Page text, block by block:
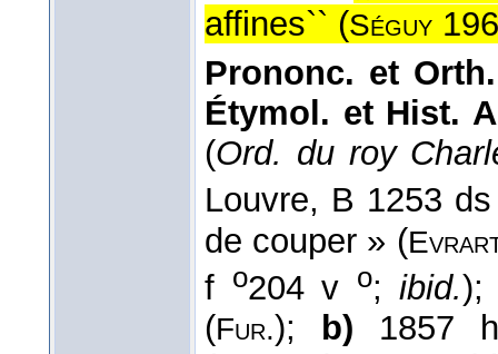
affines`` (Séguy
Prononc. et
Étymol. et Hist.
(Ord. du roy
Louvre, B 1253
de couper » (
f o204 v o; ibid.
(Fur.); b) 1857